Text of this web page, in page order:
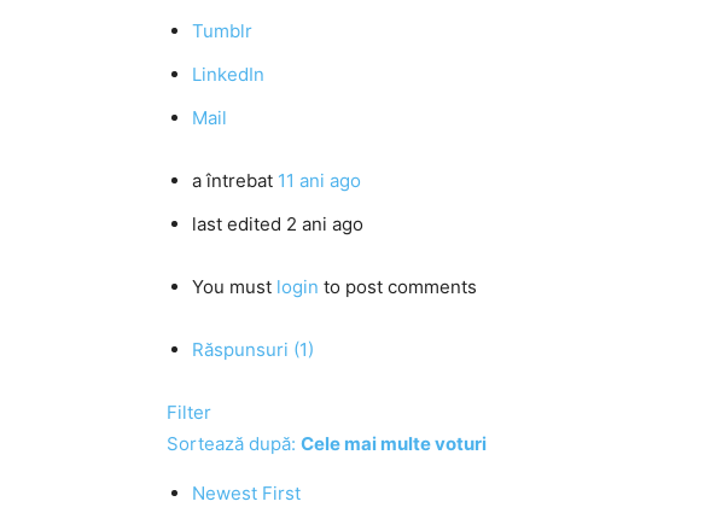
Tumblr
LinkedIn
Mail
a întrebat 11 ani ago
last edited 2 ani ago
You must login to post comments
Răspunsuri (1)
Filter
Sortează după: Cele mai multe voturi
Newest First